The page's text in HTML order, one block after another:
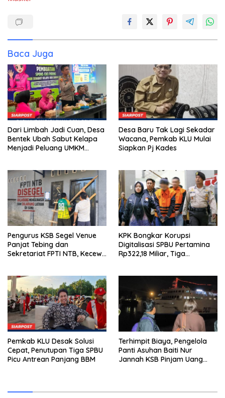
Baca Juga
Dari Limbah Jadi Cuan, Desa
Bentek Ubah Sabut Kelapa
Menjadi Peluang UMKM
Desa Baru Tak Lagi Sekadar
Wacana, Pemkab KLU Mulai
Siapkan Pj Kades
Pengurus KSB Segel Venue
Panjat Tebing dan
Sekretariat FPTI NTB, Kecewa
KPK Bongkar Korupsi
Digitalisasi SPBU Pertamina
Rp322,18 Miliar, Tiga
Pemkab KLU Desak Solusi
Cepat, Penutupan Tiga SPBU
Picu Antrean Panjang BBM
Terhimpit Biaya, Pengelola
Panti Asuhan Baiti Nur
Jannah KSB Pinjam Uang